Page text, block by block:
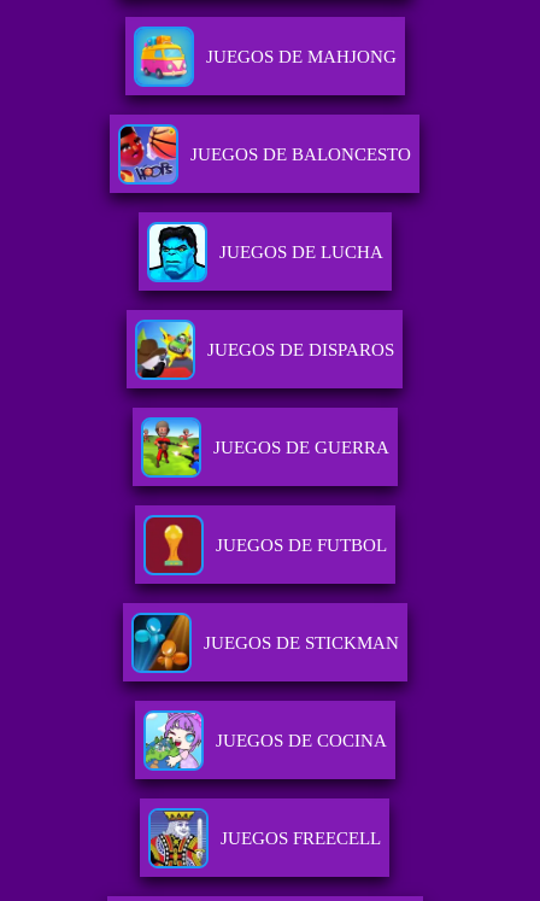
JUEGOS DE MAHJONG
JUEGOS DE BALONCESTO
JUEGOS DE LUCHA
JUEGOS DE DISPAROS
JUEGOS DE GUERRA
JUEGOS DE FUTBOL
JUEGOS DE STICKMAN
JUEGOS DE COCINA
JUEGOS FREECELL